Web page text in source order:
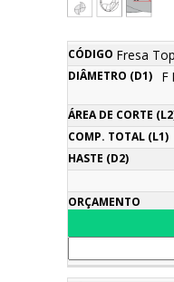
DescriçãoCódigo
Fresa
F